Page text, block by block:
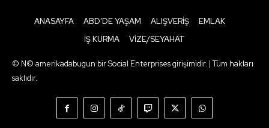
ANASAYFA ABD’DE YAŞAM ALIŞVERIŞ
EMLAK
İŞ KURMA
VIZE/SEYAHAT
© N© amerikadabugun bir Social Enterprises girişimidir. | Tüm hakları
saklıdır.